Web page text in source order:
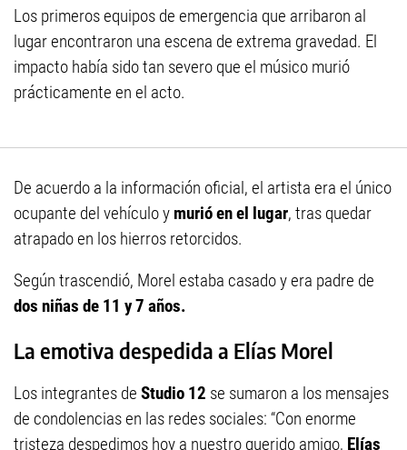
Los primeros equipos de emergencia que arribaron al
lugar encontraron una escena de extrema gravedad. El
impacto había sido tan severo que el músico murió
prácticamente en el acto.
De acuerdo a la información oficial, el artista era el único
ocupante del vehículo y murió en el lugar, tras quedar
atrapado en los hierros retorcidos.
Según trascendió, Morel estaba casado y era padre de
dos niñas de 11 y 7 años.
La emotiva despedida a Elías Morel
Los integrantes de Studio 12 se sumaron a los mensajes
de condolencias en las redes sociales: “Con enorme
tristeza despedimos hoy a nuestro querido amigo, Elías